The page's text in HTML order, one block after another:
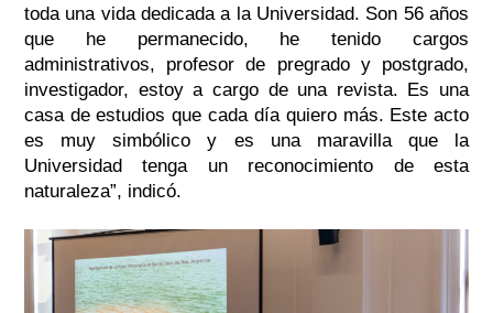
toda una vida dedicada a la Universidad. Son 56 años
que he permanecido, he tenido cargos
administrativos, profesor de pregrado y postgrado,
investigador, estoy a cargo de una revista. Es una
casa de estudios que cada día quiero más. Este acto
es muy simbólico y es una maravilla que la
Universidad tenga un reconocimiento de esta
naturaleza”, indicó.